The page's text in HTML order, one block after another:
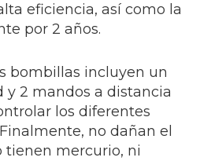
eficiencia, así como la
por 2 años.
bombillas incluyen un
2 mandos a distancia
los diferentes
no dañan el
mercurio, ni